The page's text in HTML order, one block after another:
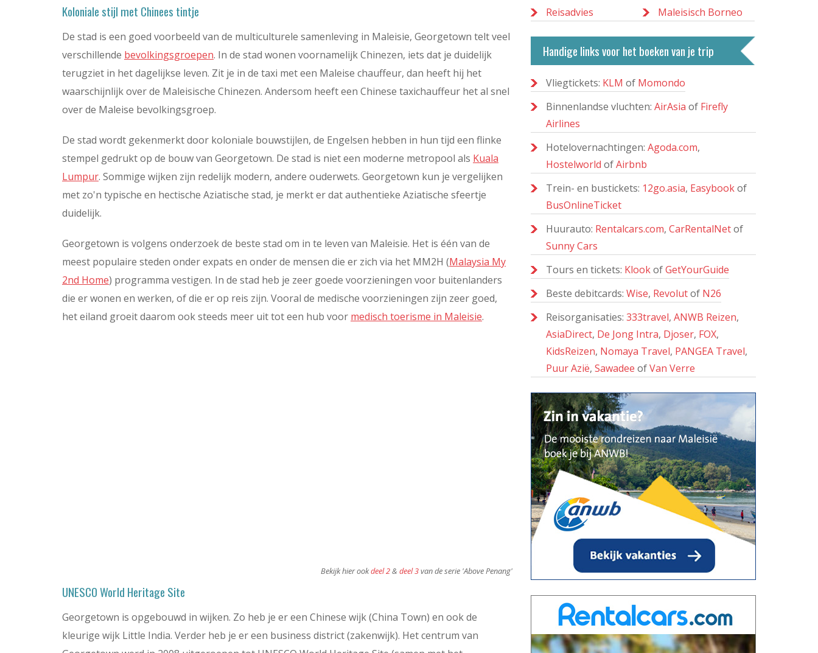
Langkawi
Langkawi is een populaire
bestemming en heeft diverse
bezienswaardigheden, prachtige
jungles en mooie stranden. Er is
accommodatie voor elk type reiziger;
variërend van basic guesthouses tot
Lees meer
Taman Negara
Taman Negara is een van 's werelds
oudste primaire regenwouden en is
een populaire bestemming voor
ecotoerisme. Het nationale park is
gemakkelijk bereikbaar vanaf Kuala
Lumpur en biedt een perfecte
jungle-experience.
Lees meer
Koloniale stijl met Chinees tintje
De stad is een goed voorbeeld van de multiculturele samenleving in Maleisie, Georgetown telt veel
verschillende bevolkingsgroepen. In de stad wonen voornamelijk Chinezen, iets dat je duidelijk
terugziet in het dagelijkse leven. Zit je in de taxi met een Maleise chauffeur, dan heeft hij het
waarschijnlijk over de Maleisische Chinezen. Andersom heeft een Chinese taxichauffeur het al snel
over de Maleise bevolkingsgroep.
De stad wordt gekenmerkt door koloniale bouwstijlen, de Engelsen hebben in hun tijd een flinke
stempel gedrukt op de bouw van Georgetown. De stad is niet een moderne metropool als Kuala
Lumpur. Sommige wijken zijn redelijk modern, andere ouderwets. Georgetown kun je vergelijken
met zo'n typische en hectische Aziatische stad, je merkt er dat authentieke Aziatische sfeertje
duidelijk.
Georgetown is volgens onderzoek de beste stad om in te leven van Maleisie. Het is één van de
meest populaire steden onder expats en onder de mensen die er zich via het MM2H (Malaysia My
2nd Home) programma vestigen. In de stad heb je zeer goede voorzieningen voor buitenlanders
die er wonen en werken, of die er op reis zijn. Vooral de medische voorzieningen zijn zeer goed,
het eiland groeit daarom ook steeds meer uit tot een hub voor medisch toerisme in Maleisie.
Bekijk hier ookdeel 2& deel 3van de serie 'Above Penang'
UNESCO World Heritage Site
Georgetown is opgebouwd in wijken. Zo heb je er een Chinese wijk (China Town) en ook de
kleurige wijk Little India. Verder heb je er een business district (zakenwijk). Het centrum van
Reisadvies
Maleisisch Borneo
Handige links voor het boeken van je trip
Vliegtickets: KLM of Momondo
Binnenlandse vluchten: AirAsia of Firefly
Airlines
Hotelovernachtingen: Agoda.com,
Hostelworld ofAirbnb
Trein- en bustickets: 12go.asia, Easybookof
BusOnlineTicket
Huurauto: Rentalcars.com, CarRentalNetof
Sunny Cars
Tours en tickets: KlookofGetYourGuide
Beste debitcards: Wise, Revolutof N26
Reisorganisaties: 333travel, ANWB Reizen,
AsiaDirect, De Jong Intra, Djoser, FOX,
KidsReizen, Nomaya Travel, PANGEA Travel,
Puur Azië, Sawadee ofVan Verre